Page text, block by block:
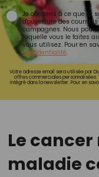
Je consens à ce que la
d'ouverture des
campagnes. Nous
laquelle vous le faites
vous utilisez. Pour en
confidentialité.
Votre adresse email sera utilisée par
offres commerciales personnalisées.
intégré dans la newsletter. Pour en
Le cancer
maladie